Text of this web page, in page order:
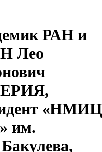
РАН и
Лео
«НМИЦ
им.